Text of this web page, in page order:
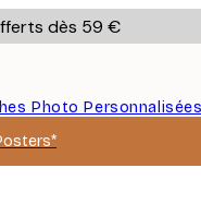
dès 59 €
Photo